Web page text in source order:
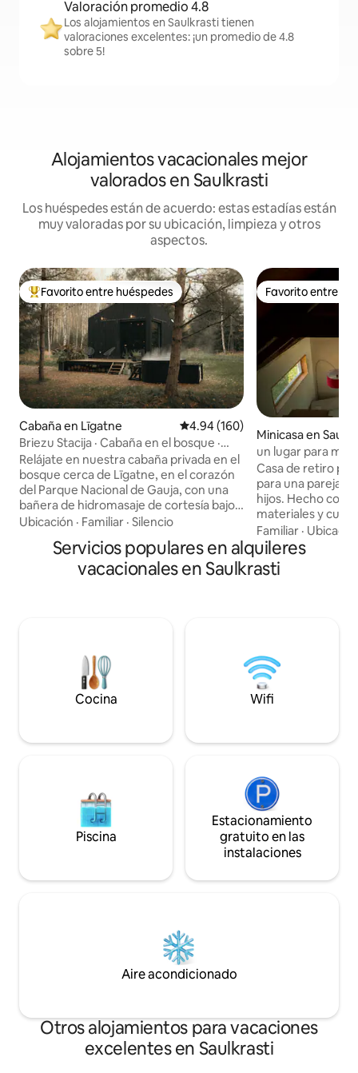
Valoración promedio 4.8
Los alojamientos en Saulkrasti tienen
valoraciones excelentes: ¡un promedio de 4.8
sobre 5!
Alojamientos vacacionales mejor
valorados en Saulkrasti
Los huéspedes están de acuerdo: estas estadías están
muy valoradas por su ubicación, limpieza y otros
aspectos.
Favorito entre huéspedes preferido
Favorito entre huéspedes
Cabaña en Līgatne Calificación promedio: 4.94 de
4.94 (160)
Briezu Stacija · Cabaña en el bosque ·
Jacuzzi y sauna
Relájate en nuestra cabaña privada en el
bosque cerca de Līgatne, en el corazón
del Parque Nacional de Gauja, con una
bañera de hidromasaje de cortesía bajo
las estrellas y una sauna privada
adicional. Perfecta para parejas y
amantes de la naturaleza que buscan
una escapada en una cabaña aislada.
y de cenas al aire libre con la parrilla o el
horno para pizza. Ideal para escapadas
románticas, desintoxicación digital y
retiros tranquilos en la naturaleza.
Ubicación · Familiar · Silencio
Favorito entre
Favorito entre
Minicasa en
un lugar para
Casa de retiro
para una pareja o
hijos. Hecho con
materiales y
Rodeada de
y un bosque de pinos. Vecinos
y muy relajados,
para practicar
Rimi y Top y la
minutos a pie del
viernes.
Familiar ·
Servicios populares en alquileres
vacacionales en Saulkrasti
Cocina Wifi
Piscina
Estacionamiento
gratuito en las
instalaciones
Aire acondicionado
Otros alojamientos para vacaciones
excelentes en Saulkrasti